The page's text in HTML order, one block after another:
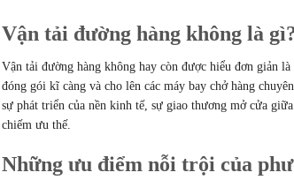
Vận tải đường hàng không là
Vận tải đường hàng không hay còn được hiểu đơn giản
đóng gói kĩ càng và cho lên các máy bay chở hàng
sự phát triển của nền kinh tế, sự giao thương mở cửa
chiếm ưu thế.
Những ưu điểm nỗi trội của